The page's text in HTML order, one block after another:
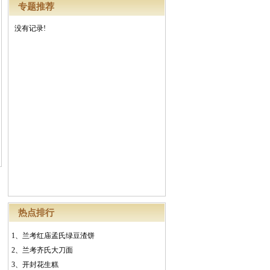
专题推荐
没有记录!
热点排行
1、 兰考红庙孟氏绿豆渣饼
2、 兰考齐氏大刀面
3、 开封花生糕